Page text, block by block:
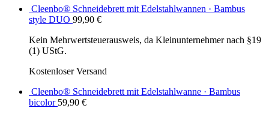
Cleenbo® Schneidebrett mit Edelstahlwannen · Bambus
style DUO 99,90 €
Kein Mehrwertsteuerausweis, da Kleinunternehmer nach §19
(1) UStG.
Kostenloser Versand
Cleenbo® Schneidebrett mit Edelstahlwanne · Bambus
bicolor 59,90 €